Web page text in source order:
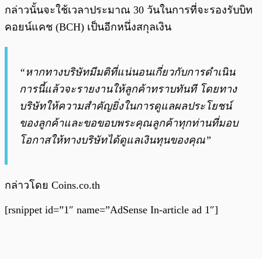
กล่าวนั้นจะใช้เวลาประมาณ 30 วันในการที่จะรองรับบิท
คอยน์แคช (BCH) เป็นอีกหนึ่งสกุลเงิน
“หากทางบริษัทมีมติที่แน่นอนเกี่ยวกับการดำเนิน
การนี้แล้วจะรายงานให้ลูกค้าทราบทันที โดยทาง
บริษัทให้ความสำคัญยิ่งในการดูแลผลประโยชน์
ของลูกค้าและขอขอบพระคุณลูกค้าทุกท่านที่มอบ
โอกาสให้ทางบริษัทได้ดูแลเงินทุนของคุณ”
กล่าวโดย Coins.co.th
[rsnippet id=”1″ name=”AdSense In-article ad 1″]